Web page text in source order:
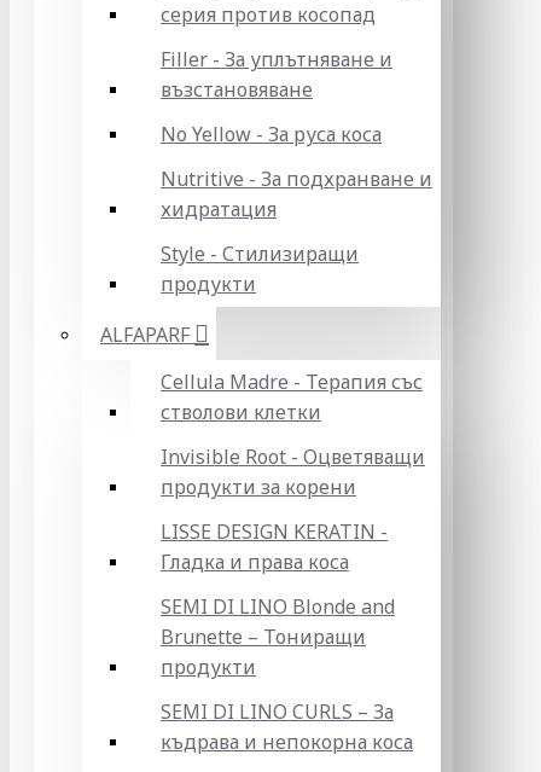
серия против косопад
Filler - За уплътняване и
възстановяване
No Yellow - За руса коса
Nutritive - За подхранване и
хидратация
Style - Стилизиращи
продукти
ALFAPARF
Cellula Madre - Терапия със
стволови клетки
Invisible Root - Оцветяващи
продукти за корени
LISSE DESIGN KERATIN -
Гладка и права коса
SEMI DI LINO Blonde and
Brunette – Тониращи
продукти
SEMI DI LINO CURLS – За
къдрава и непокорна коса